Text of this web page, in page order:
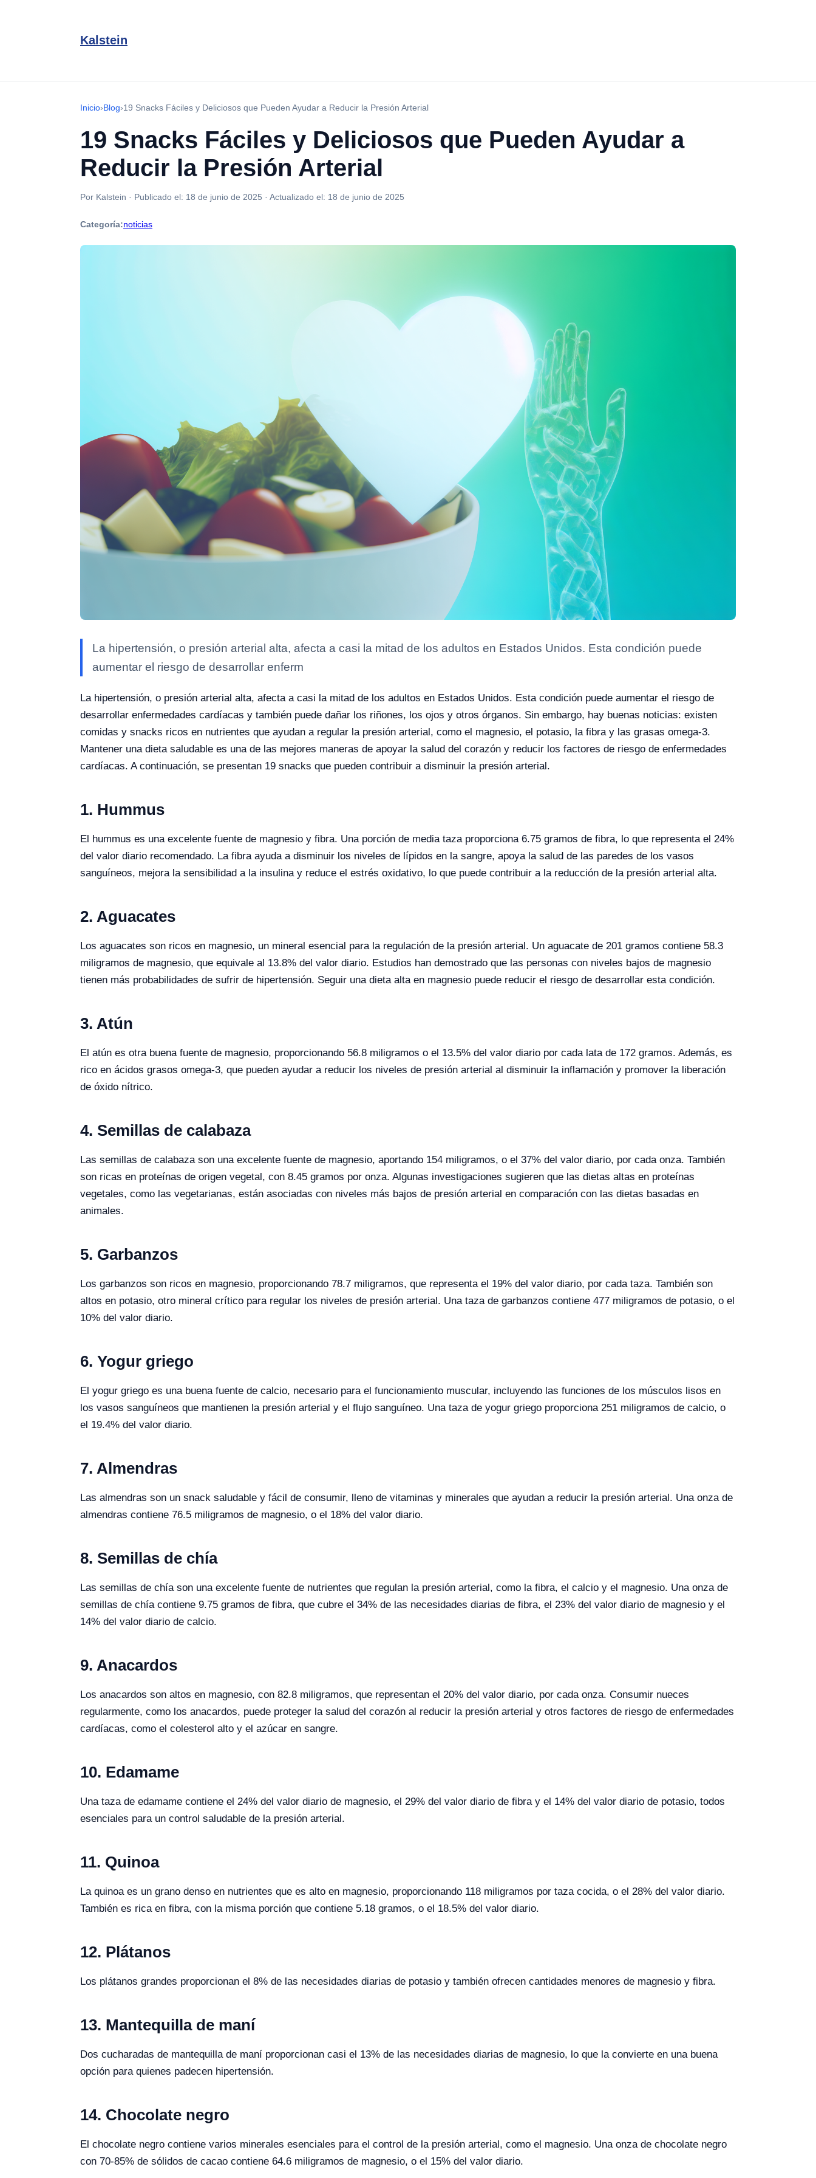
Kalstein
Inicio›Blog›19 Snacks Fáciles y Deliciosos que Pueden Ayudar a Reducir la Presión Arterial
19 Snacks Fáciles y Deliciosos que Pueden Ayudar a
Reducir la Presión Arterial
Por Kalstein · Publicado el: 18 de junio de 2025 · Actualizado el: 18 de junio de 2025
Categoría:noticias
La hipertensión, o presión arterial alta, afecta a casi la mitad de los adultos en Estados Unidos. Esta condición puede
aumentar el riesgo de desarrollar enferm
La hipertensión, o presión arterial alta, afecta a casi la mitad de los adultos en Estados Unidos. Esta condición puede aumentar el riesgo de
desarrollar enfermedades cardíacas y también puede dañar los riñones, los ojos y otros órganos. Sin embargo, hay buenas noticias: existen
comidas y snacks ricos en nutrientes que ayudan a regular la presión arterial, como el magnesio, el potasio, la fibra y las grasas omega-3.
Mantener una dieta saludable es una de las mejores maneras de apoyar la salud del corazón y reducir los factores de riesgo de enfermedades
cardíacas. A continuación, se presentan 19 snacks que pueden contribuir a disminuir la presión arterial.
1. Hummus
El hummus es una excelente fuente de magnesio y fibra. Una porción de media taza proporciona 6.75 gramos de fibra, lo que representa el 24%
del valor diario recomendado. La fibra ayuda a disminuir los niveles de lípidos en la sangre, apoya la salud de las paredes de los vasos
sanguíneos, mejora la sensibilidad a la insulina y reduce el estrés oxidativo, lo que puede contribuir a la reducción de la presión arterial alta.
2. Aguacates
Los aguacates son ricos en magnesio, un mineral esencial para la regulación de la presión arterial. Un aguacate de 201 gramos contiene 58.3
miligramos de magnesio, que equivale al 13.8% del valor diario. Estudios han demostrado que las personas con niveles bajos de magnesio
tienen más probabilidades de sufrir de hipertensión. Seguir una dieta alta en magnesio puede reducir el riesgo de desarrollar esta condición.
3. Atún
El atún es otra buena fuente de magnesio, proporcionando 56.8 miligramos o el 13.5% del valor diario por cada lata de 172 gramos. Además, es
rico en ácidos grasos omega-3, que pueden ayudar a reducir los niveles de presión arterial al disminuir la inflamación y promover la liberación
de óxido nítrico.
4. Semillas de calabaza
Las semillas de calabaza son una excelente fuente de magnesio, aportando 154 miligramos, o el 37% del valor diario, por cada onza. También
son ricas en proteínas de origen vegetal, con 8.45 gramos por onza. Algunas investigaciones sugieren que las dietas altas en proteínas
vegetales, como las vegetarianas, están asociadas con niveles más bajos de presión arterial en comparación con las dietas basadas en
animales.
5. Garbanzos
Los garbanzos son ricos en magnesio, proporcionando 78.7 miligramos, que representa el 19% del valor diario, por cada taza. También son
altos en potasio, otro mineral crítico para regular los niveles de presión arterial. Una taza de garbanzos contiene 477 miligramos de potasio, o el
10% del valor diario.
6. Yogur griego
El yogur griego es una buena fuente de calcio, necesario para el funcionamiento muscular, incluyendo las funciones de los músculos lisos en
los vasos sanguíneos que mantienen la presión arterial y el flujo sanguíneo. Una taza de yogur griego proporciona 251 miligramos de calcio, o
el 19.4% del valor diario.
7. Almendras
Las almendras son un snack saludable y fácil de consumir, lleno de vitaminas y minerales que ayudan a reducir la presión arterial. Una onza de
almendras contiene 76.5 miligramos de magnesio, o el 18% del valor diario.
8. Semillas de chía
Las semillas de chía son una excelente fuente de nutrientes que regulan la presión arterial, como la fibra, el calcio y el magnesio. Una onza de
semillas de chía contiene 9.75 gramos de fibra, que cubre el 34% de las necesidades diarias de fibra, el 23% del valor diario de magnesio y el
14% del valor diario de calcio.
9. Anacardos
Los anacardos son altos en magnesio, con 82.8 miligramos, que representan el 20% del valor diario, por cada onza. Consumir nueces
regularmente, como los anacardos, puede proteger la salud del corazón al reducir la presión arterial y otros factores de riesgo de enfermedades
cardíacas, como el colesterol alto y el azúcar en sangre.
10. Edamame
Una taza de edamame contiene el 24% del valor diario de magnesio, el 29% del valor diario de fibra y el 14% del valor diario de potasio, todos
esenciales para un control saludable de la presión arterial.
11. Quinoa
La quinoa es un grano denso en nutrientes que es alto en magnesio, proporcionando 118 miligramos por taza cocida, o el 28% del valor diario.
También es rica en fibra, con la misma porción que contiene 5.18 gramos, o el 18.5% del valor diario.
12. Plátanos
Los plátanos grandes proporcionan el 8% de las necesidades diarias de potasio y también ofrecen cantidades menores de magnesio y fibra.
13. Mantequilla de maní
Dos cucharadas de mantequilla de maní proporcionan casi el 13% de las necesidades diarias de magnesio, lo que la convierte en una buena
opción para quienes padecen hipertensión.
14. Chocolate negro
El chocolate negro contiene varios minerales esenciales para el control de la presión arterial, como el magnesio. Una onza de chocolate negro
con 70-85% de sólidos de cacao contiene 64.6 miligramos de magnesio, o el 15% del valor diario.